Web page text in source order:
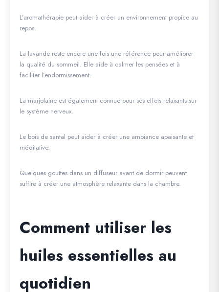
L’aromathérapie peut aider à créer un environnement propice au
repos.
La lavande reste encore une fois une référence pour améliorer
la qualité du sommeil. Elle aide à calmer les pensées et à
faciliter l’endormissement.
La marjolaine est également connue pour ses effets relaxants sur
le système nerveux.
Le bois de santal peut aider à créer une ambiance apaisante et
méditative.
Quelques gouttes dans un diffuseur avant de dormir peuvent
suffire à créer une atmosphère relaxante dans la chambre.
Comment utiliser les
huiles essentielles au
quotidien